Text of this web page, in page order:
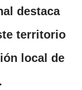
destaca
territorio
local de